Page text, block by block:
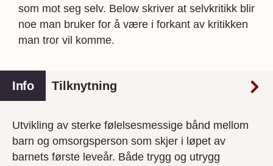
som mot seg selv. Below skriver at selvkritikk blir
noe man bruker for å være i forkant av kritikken
man tror vil komme.
Info Tilknytning
Utvikling av sterke følelsesmessige bånd mellom
barn og omsorgsperson som skjer i løpet av
barnets første leveår. Både trygg og utrygg